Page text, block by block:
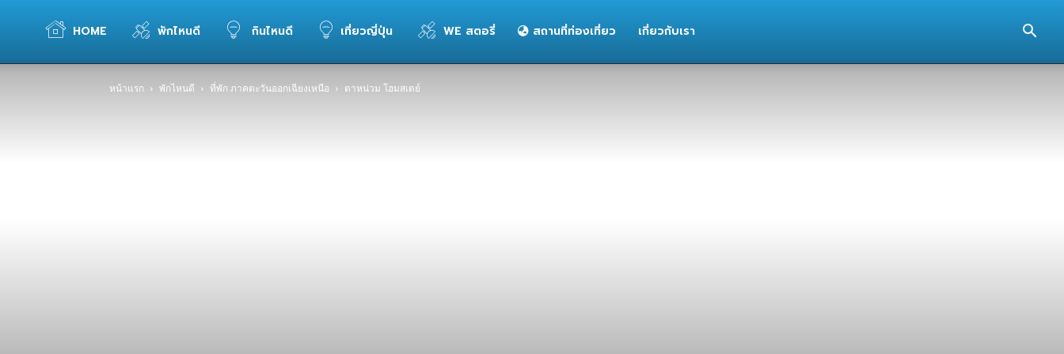
WELOVETOGO
HOME พักไหนดี กินไหนดี เที่ยวญี่ปุ่น WE สตอรี่ สถานที่ท่องเที่ยว เกี่ยวกับเรา
หน้าแรก พักไหนดี ที่พัก ภาคตะวันออกเฉียงเหนือ ตาหน่วม โฮมสเตย์